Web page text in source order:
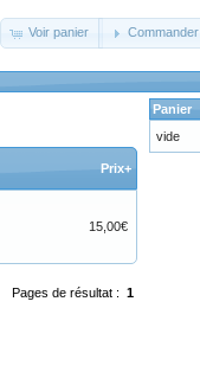
Voir panier Commander
Prix+
15,00€
Pages de résultat : 1
Panier
vide